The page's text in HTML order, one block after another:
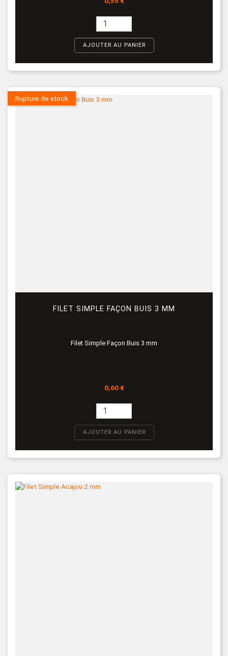
AJOUTER AU PANIER
FILET SIMPLE FAÇON BUIS 3 MM
Filet Simple Façon Buis 3 mm
Prix
0,60 €
AJOUTER AU PANIER
Rupture de stock